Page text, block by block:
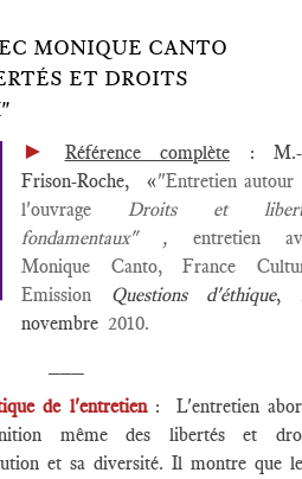
MONIQUE CANTO
ET DROITS
► Référence complète : M.-
Frison-Roche, «"Entretien autour
l'ouvrage Droits et
fondamentaux" , entretien
Monique Canto, France
Emission Questions d'éthique,
novembre 2010.
de l'entretien : L'entretien
même des libertés et
et sa diversité. Il montre que